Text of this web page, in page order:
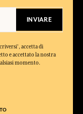
INVIARE
accetta di
e accettato la nostra
momento.